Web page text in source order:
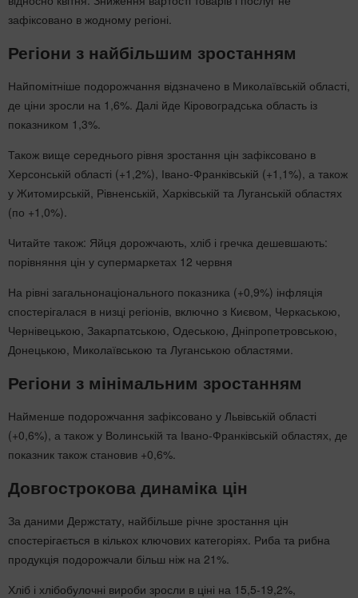
зафіксовано в жодному регіоні.
Регіони з найбільшим зростанням
Найпомітніше подорожчання відзначено в Миколаївській області,
де ціни зросли на 1,6%. Далі йде Кіровоградська область із
показником 1,3%.
Також вище середнього рівня зростання цін зафіксовано в
Херсонській області (+1,2%), Івано-Франківській (+1,1%), а також
у Житомирській, Рівненській, Харківській та Луганській областях
(по +1,0%).
Читайте також: Яйця дорожчають, хліб і гречка дешевшають:
порівняння цін у супермаркетах 12 червня
На рівні загальнонаціонального показника (+0,9%) інфляція
спостерігалася в низці регіонів, включно з Києвом, Черкаською,
Чернівецькою, Закарпатською, Одеською, Дніпропетровською,
Донецькою, Миколаївською та Луганською областями.
Регіони з мінімальним зростанням
Найменше подорожчання зафіксовано у Львівській області
(+0,6%), а також у Волинській та Івано-Франківській областях, де
показник також становив +0,6%.
Довгострокова динаміка цін
За даними Держстату, найбільше річне зростання цін
спостерігається в кількох ключових категоріях. Риба та рибна
продукція подорожчали більш ніж на 21%.
Хліб і хлібобулочні вироби зросли в ціні на 15,5-19,2%,